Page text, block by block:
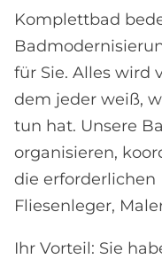
Komplettbad
für Sie. Alles wird
dem jeder weiß,
tun hat. Unsere
organisieren,
die
Fliesenleger,
Ihr Vorteil: Sie